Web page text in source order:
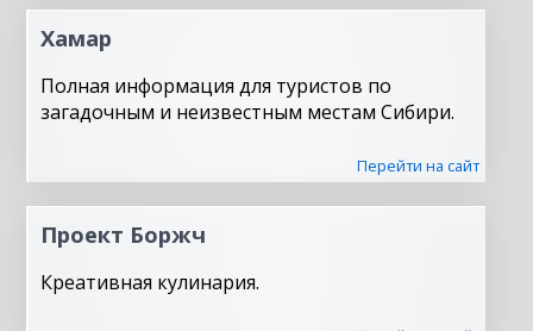
Хамар
Полная информация для туристов по
загадочным и неизвестным местам Сибири.
Перейти на сайт
Проект Боржч
Креативная кулинария.